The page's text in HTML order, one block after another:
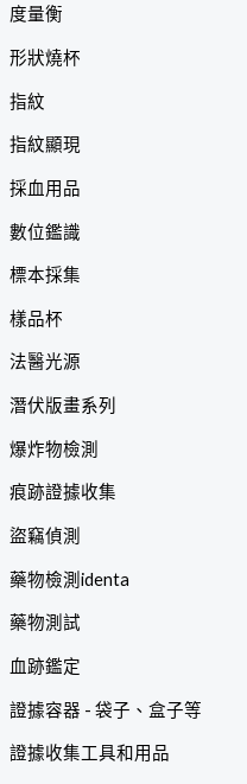
度量衡
形狀燒杯
指紋
指紋顯現
採血用品
數位鑑識
標本採集
樣品杯
法醫光源
潛伏版畫系列
爆炸物檢測
痕跡證據收集
盜竊偵測
藥物檢測identa
藥物測試
血跡鑑定
證據容器 - 袋子、盒子等
證據收集工具和用品